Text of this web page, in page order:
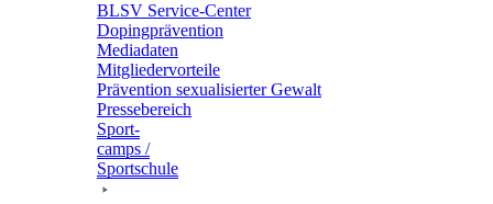
BLSV Service-Center
Doping­prä­ven­tion
Media­da­ten
Mitglie­der­vor­teile
Präven­tion sexua­li­sier­ter Gewalt
Pres­se­be­reich
Sport­
camps /
Sportschule